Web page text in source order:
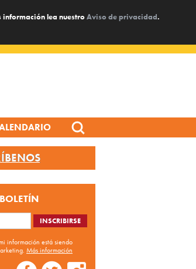
información lea nuestroAviso de privacidad.
Search
for:
información está siendo
Más información